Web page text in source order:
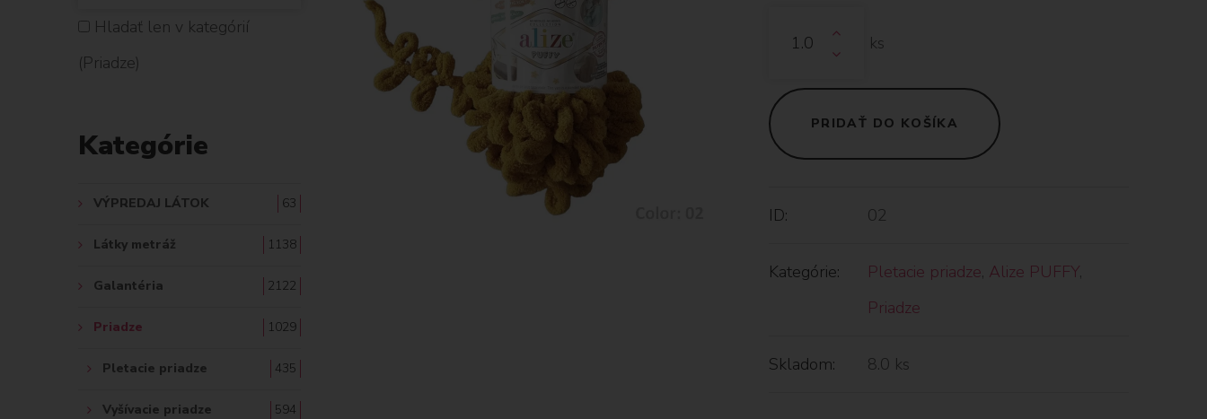
ks
PRIDAŤ DO KOŠÍKA
ID: 02
Kategórie: Pletacie priadze, Alize PUFFY,
Priadze
Skladom: 8.0 ks
H
L
D
Ť
:
Hladať len v kategórií
(Priadze)
Kategórie
VÝPREDAJ LÁTOK 63
Látky metráž 1138
Galantéria 2122
Priadze 1029
Pletacie priadze 435
Vyšívacie priadze 594